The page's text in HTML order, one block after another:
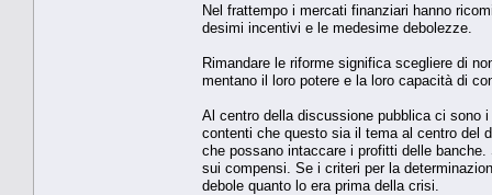
Nel frattempo i mercati finanziari hanno
desimi incentivi e le mede­sime debolezze.
Rimandare le riforme si­gnifica scegliere di
mentano il loro potere e la loro capacità di
Al centro della discussio­ne pubblica ci sono
contenti che questo sia il tema al centro del
che possano intaccare i profitti delle
sui compensi. Se i criteri per la
debole quanto lo era pri­ma della crisi.